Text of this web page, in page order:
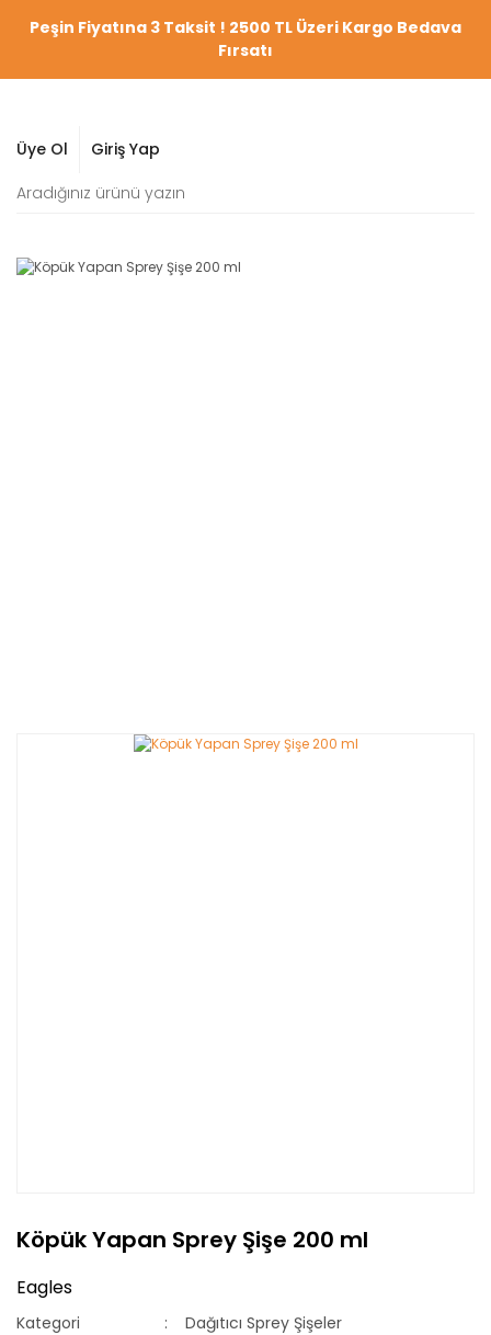
Peşin Fiyatına 3 Taksit ! 2500 TL Üzeri Kargo Bedava
Fırsatı
Üye Ol Giriş Yap
Köpük Yapan Sprey Şişe 200 ml
Eagles
Kategori
Dağıtıcı Sprey Şişeler